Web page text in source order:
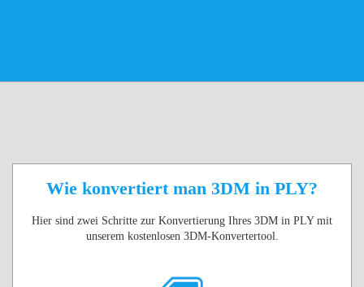
Wie konvertiert man 3DM in PLY?
Hier sind zwei Schritte zur Konvertierung Ihres 3DM in PLY mit
unserem kostenlosen 3DM-Konvertertool.